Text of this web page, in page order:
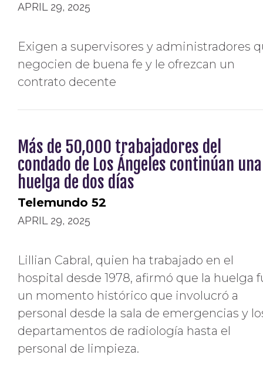
APRIL 29, 2025
Exigen a supervisores y administradores
negocien de buena fe y le ofrezcan un
contrato decente
Más de 50,000 trabajadores del
condado de Los Ángeles continúan una
huelga de dos días
Telemundo 52
APRIL 29, 2025
Lillian Cabral, quien ha trabajado en el
hospital desde 1978, afirmó que la huelga
un momento histórico que involucró a
personal desde la sala de emergencias y
departamentos de radiología hasta el
personal de limpieza.